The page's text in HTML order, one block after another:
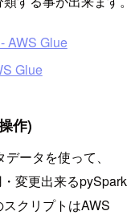
AWS Glue
Glue
作)
ータを使って、
変更出来るpySpark
クリプトはAWS